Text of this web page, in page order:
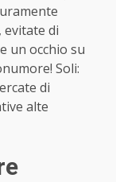
evitate di
un occhio su
Soli:
di
alte